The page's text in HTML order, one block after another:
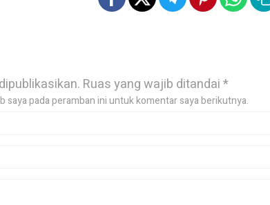
Ruas yang wajib ditandai*
saya pada peramban ini untuk komentar saya berikutnya.